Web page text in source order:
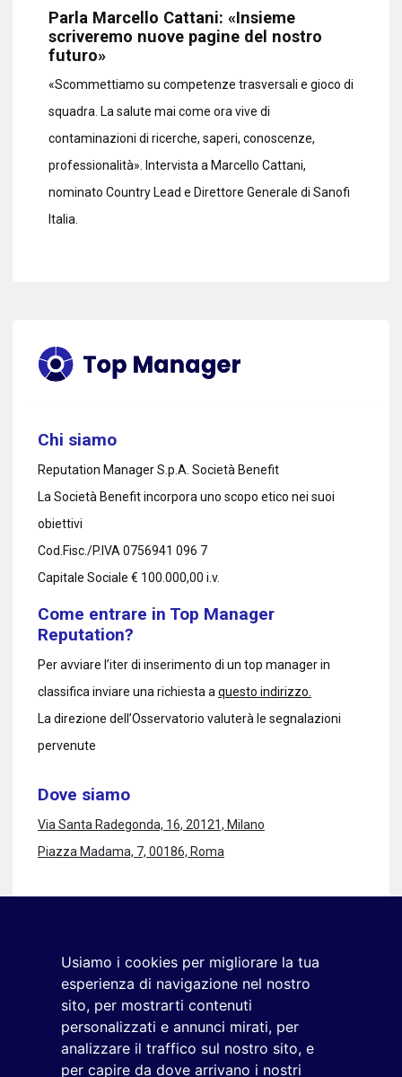
Usiamo i cookies per migliorare la tua
esperienza di navigazione nel nostro
sito, per mostrarti contenuti
personalizzati e annunci mirati, per
analizzare il traffico sul nostro sito, e
per capire da dove arrivano i nostri
Parla Marcello Cattani: «Insieme
scriveremo nuove pagine del nostro
futuro»
«Scommettiamo su competenze trasversali e gioco di
squadra. La salute mai come ora vive di
contaminazioni di ricerche, saperi, conoscenze,
professionalità». Intervista a Marcello Cattani,
nominato Country Lead e Direttore Generale di Sanofi
Italia.
Chi siamo
Reputation Manager S.p.A. Società Benefit
La Società Benefit incorpora uno scopo etico nei suoi
obiettivi
Cod.Fisc./P.IVA 0756941 096 7
Capitale Sociale € 100.000,00 i.v.
Come entrare in Top Manager
Reputation?
Per avviare l’iter di inserimento di un top manager in
classifica inviare una richiesta a questo indirizzo.
La direzione dell’Osservatorio valuterà le segnalazioni
pervenute
Dove siamo
Via Santa Radegonda, 16, 20121, Milano
Piazza Madama, 7, 00186, Roma
+39 02 9285 01
osservatorio.topmanager@reputationmanager.it
Copyright ©2026 Reputation Manager S.p.A. Società